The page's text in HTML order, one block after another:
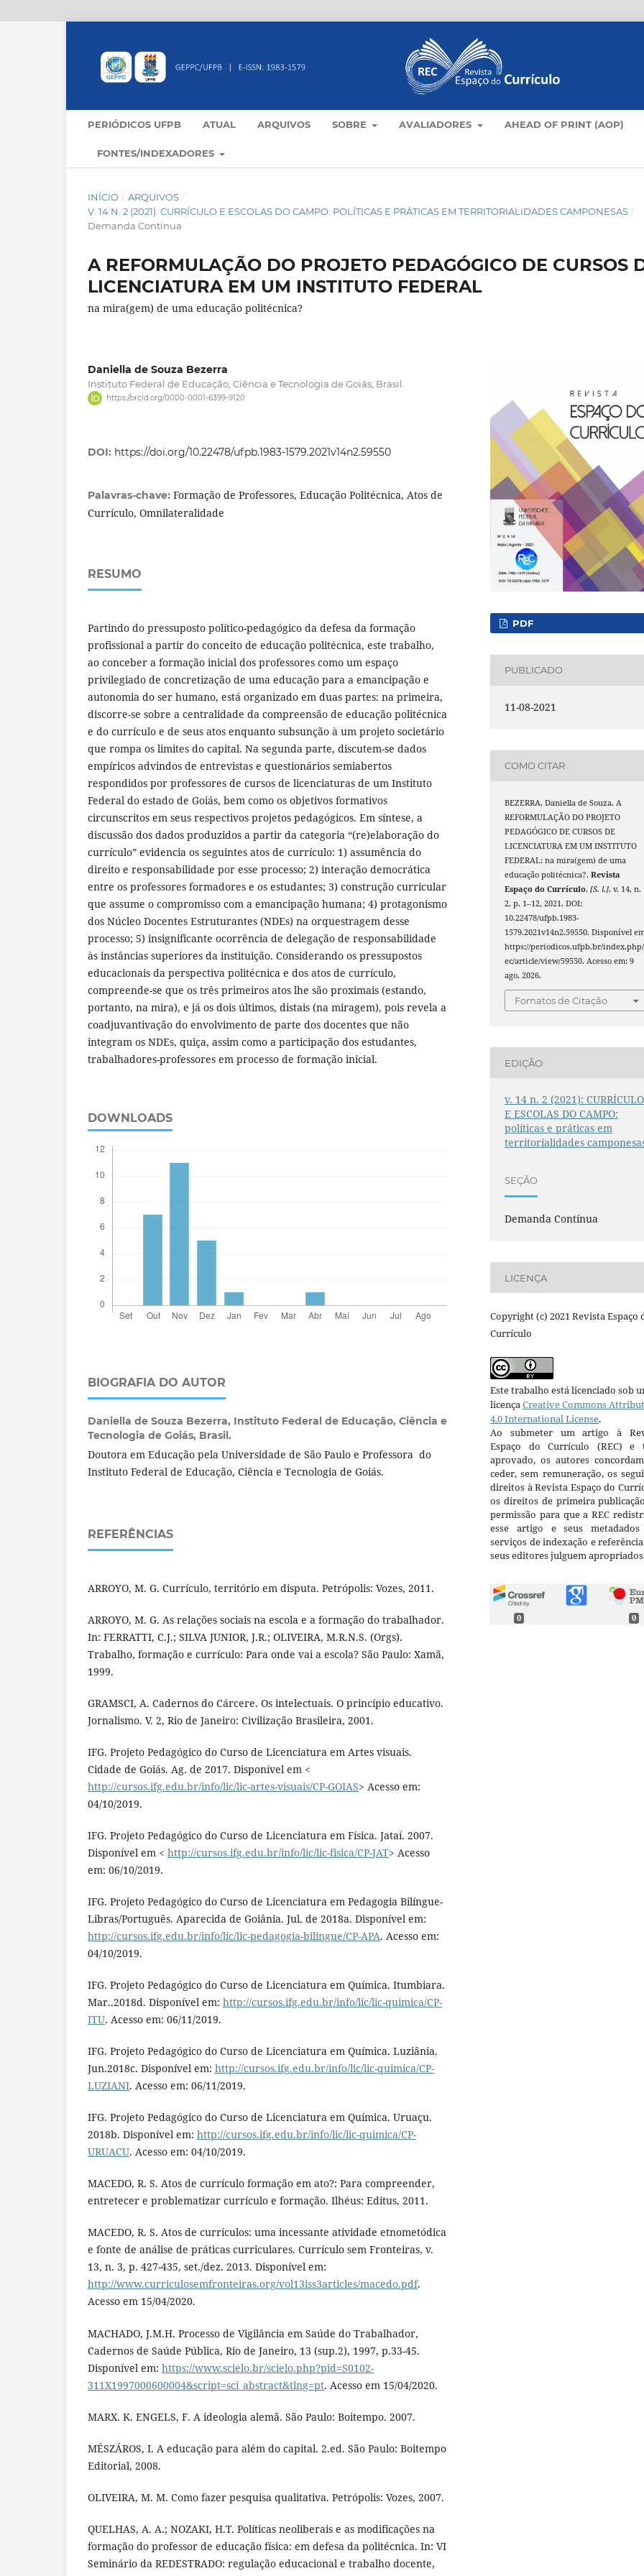
PERIÓDICOS UFPB ATUAL ARQUIVOS SOBRE AVALIADORES AHEAD OF PRINT (AOP)
FONTES/INDEXADORES
INÍCIO / ARQUIVOS /
V. 14 N. 2 (2021): CURRÍCULO E ESCOLAS DO CAMPO: POLÍTICAS E PRÁTICAS EM TERRITORIALIDADES CAMPONESAS /
Demanda Contínua
A REFORMULAÇÃO DO PROJETO PEDAGÓGICO DE CURSOS
LICENCIATURA EM UM INSTITUTO FEDERAL
na mira(gem) de uma educação politécnica?
Daniella de Souza Bezerra
Instituto Federal de Educação, Ciência e Tecnologia de Goiás, Brasil.
https://orcid.org/0000-0001-6399-9120
DOI: https://doi.org/10.22478/ufpb.1983-1579.2021v14n2.59550
Palavras-chave: Formação de Professores, Educação Politécnica, Atos de
Currículo, Omnilateralidade
RESUMO
Partindo do pressuposto político-pedagógico da defesa da formação
profissional a partir do conceito de educação politécnica, este trabalho,
ao conceber a formação inicial dos professores como um espaço
privilegiado de concretização de uma educação para a emancipação e
autonomia do ser humano, está organizado em duas partes: na primeira,
discorre-se sobre a centralidade da compreensão de educação politécnica
e do currículo e de seus atos enquanto subsunção à um projeto societário
que rompa os limites do capital. Na segunda parte, discutem-se dados
empíricos advindos de entrevistas e questionários semiabertos
respondidos por professores de cursos de licenciaturas de um Instituto
Federal do estado de Goiás, bem como os objetivos formativos
circunscritos em seus respectivos projetos pedagógicos. Em síntese, a
discussão dos dados produzidos a partir da categoria “(re)elaboração do
currículo” evidencia os seguintes atos de currículo: 1) assumência do
direito e responsabilidade por esse processo; 2) interação democrática
entre os professores formadores e os estudantes; 3) construção curricular
que assume o compromisso com a emancipação humana; 4) protagonismo
dos Núcleo Docentes Estruturantes (NDEs) na orquestragem desse
processo; 5) insignificante ocorrência de delegação de responsabilidade
às instâncias superiores da instituição. Considerando os pressupostos
educacionais da perspectiva politécnica e dos atos de currículo,
compreende-se que os três primeiros atos lhe são proximais (estando,
portanto, na mira), e já os dois últimos, distais (na miragem), pois revela a
coadjuvantivação do envolvimento de parte dos docentes que não
integram os NDEs, quiça, assim como a participação dos estudantes,
trabalhadores-professores em processo de formação inicial.
DOWNLOADS
BIOGRAFIA DO AUTOR
Daniella de Souza Bezerra, Instituto Federal de Educação, Ciência e
Tecnologia de Goiás, Brasil.
Doutora em Educação pela Universidade de São Paulo e Professora do
Instituto Federal de Educação, Ciência e Tecnologia de Goiás.
REFERÊNCIAS
ARROYO, M. G. Currículo, território em disputa. Petrópolis: Vozes, 2011.
ARROYO, M. G. As relações sociais na escola e a formação do trabalhador.
In: FERRATTI, C.J.; SILVA JUNIOR, J.R.; OLIVEIRA, M.R.N.S. (Orgs).
Trabalho, formação e currículo: Para onde vai a escola? São Paulo: Xamã,
1999.
GRAMSCI, A. Cadernos do Cárcere. Os intelectuais. O princípio educativo.
Jornalismo. V. 2, Rio de Janeiro: Civilização Brasileira, 2001.
IFG. Projeto Pedagógico do Curso de Licenciatura em Artes visuais.
Cidade de Goiás. Ag. de 2017. Disponível em <
http://cursos.ifg.edu.br/info/lic/lic-artes-visuais/CP-GOIAS> Acesso em:
04/10/2019.
IFG. Projeto Pedagógico do Curso de Licenciatura em Física. Jataí. 2007.
Disponível em < http://cursos.ifg.edu.br/info/lic/lic-fisica/CP-JAT> Acesso
em: 06/10/2019.
IFG. Projeto Pedagógico do Curso de Licenciatura em Pedagogia Bilíngue-
Libras/Português. Aparecida de Goiânia. Jul. de 2018a. Disponível em:
http://cursos.ifg.edu.br/info/lic/lic-pedagogia-bilingue/CP-APA. Acesso em:
04/10/2019.
IFG. Projeto Pedagógico do Curso de Licenciatura em Química. Itumbiara.
Mar..2018d. Disponível em: http://cursos.ifg.edu.br/info/lic/lic-quimica/CP-
ITU. Acesso em: 06/11/2019.
IFG. Projeto Pedagógico do Curso de Licenciatura em Química. Luziânia.
Jun.2018c. Disponível em: http://cursos.ifg.edu.br/info/lic/lic-quimica/CP-
LUZIANI. Acesso em: 06/11/2019.
IFG. Projeto Pedagógico do Curso de Licenciatura em Química. Uruaçu.
2018b. Disponível em: http://cursos.ifg.edu.br/info/lic/lic-quimica/CP-
URUACU. Acesso em: 04/10/2019.
MACEDO, R. S. Atos de currículo formação em ato?: Para compreender,
entretecer e problematizar currículo e formação. Ilhéus: Editus, 2011.
MACEDO, R. S. Atos de currículos: uma incessante atividade etnometódica
e fonte de análise de práticas curriculares. Currículo sem Fronteiras, v.
13, n. 3, p. 427-435, set./dez. 2013. Disponível em:
http://www.curriculosemfronteiras.org/vol13iss3articles/macedo.pdf.
Acesso em 15/04/2020.
MACHADO, J.M.H. Processo de Vigilância em Saúde do Trabalhador,
Cadernos de Saúde Pública, Rio de Janeiro, 13 (sup.2), 1997, p.33-45.
Disponível em: https://www.scielo.br/scielo.php?pid=S0102-
311X1997000600004&script=sci_abstract&tlng=pt. Acesso em 15/04/2020.
MARX. K. ENGELS, F. A ideologia alemã. São Paulo: Boitempo. 2007.
MÉSZÁROS, I. A educação para além do capital. 2.ed. São Paulo: Boitempo
Editorial, 2008.
OLIVEIRA, M. M. Como fazer pesquisa qualitativa. Petrópolis: Vozes, 2007.
QUELHAS, A. A.; NOZAKI, H.T. Políticas neoliberais e as modificações na
formação do professor de educação física: em defesa da politécnica. In: VI
Seminário da REDESTRADO: regulação educacional e trabalho docente,
PDF
PUBLICADO
11-08-2021
COMO CITAR
BEZERRA, Daniella de Souza. A
REFORMULAÇÃO DO PROJETO
PEDAGÓGICO DE CURSOS DE
LICENCIATURA EM UM INSTITUTO
FEDERAL: na mira(gem) de uma
educação politécnica?.Revista
Espaço do Currículo,[S. l.], v. 14, n.
2, p. 1–12, 2021. DOI:
10.22478/ufpb.1983-
1579.2021v14n2.59550. Disponível
https://periodicos.ufpb.br/
ec/article/view/59550. Acesso em: 9
ago. 2026.
Fomatos de Citação
EDIÇÃO
v. 14 n. 2 (2021): CURRÍCULO
E ESCOLAS DO CAMPO:
políticas e práticas em
territorialidades
SEÇÃO
Demanda Contínua
LICENÇA
Copyright (c) 2021 Revista Espaço
Currículo
Este trabalho está licenciado sob
licença Creative Commons
4.0 International License.
Ao submeter um artigo à
Espaço do Currículo (REC) e
aprovado, os autores
ceder, sem remuneração, os
direitos à Revista Espaço do
os direitos de primeira
permissão para que a REC
esse artigo e seus metadados
serviços de indexação e
seus editores julguem
0 0